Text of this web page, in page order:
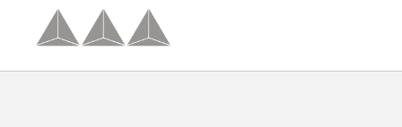
Palencia del Hotel Palacio Congresos en Palencia. Web Oficial.